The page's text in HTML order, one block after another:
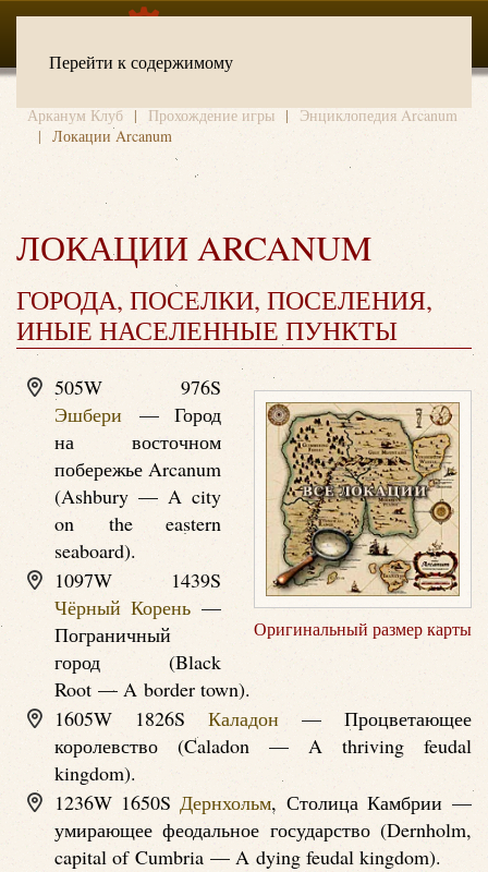
Перейти к содержимому
Арканум Клуб Прохождение игры
Энциклопедия Arcanum
Локации Arcanum
ЛОКАЦИИ ARCANUM
ГОРОДА, ПОСЕЛКИ, ПОСЕЛЕНИЯ,
ИНЫЕ НАСЕЛЕННЫЕ ПУНКТЫ
Оригинальный размер карты
505W 976S
Эшбери — Город
на восточном
побережье Arcanum
(Ashbury — A city
on the eastern
seaboard).
1097W 1439S
Чёрный Корень —
Пограничный
город (Black
Root — A border town).
1605W 1826S Каладон — Процветающее
королевство (Caladon — A thriving feudal
kingdom).
1236W 1650SДернхольм, Столица Камбрии —
умирающее феодальное государство (Dernholm,
capital of Cumbria — A dying feudal kingdom).